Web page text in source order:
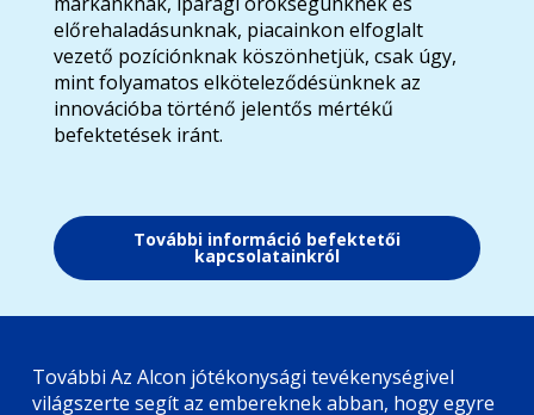
előrehaladásunknak, piacainkon elfoglalt
vezető pozíciónknak köszönhetjük, csak úgy,
mint folyamatos elköteleződésünknek az
innovációba történő jelentős mértékű
befektetések iránt.
További információ befektetői
kapcsolatainkról
További Az Alcon jótékonysági tevékenységivel
világszerte segít az embereknek abban, hogy egyre